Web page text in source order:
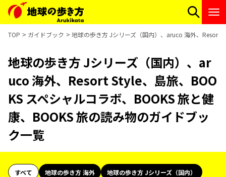
TOP ガイドブック 地球の歩き方 Jシリーズ（国内）、aruco 海外、Resort
地球の歩き方 Jシリーズ（国内）、ar
uco 海外、Resort Style、島旅、BOO
KS スペシャルコラボ、BOOKS 旅と健
康、BOOKS 旅の読み物のガイドブッ
ク一覧
すべて 地球の歩き方 海外
地球の歩き方 Jシリーズ（国内）